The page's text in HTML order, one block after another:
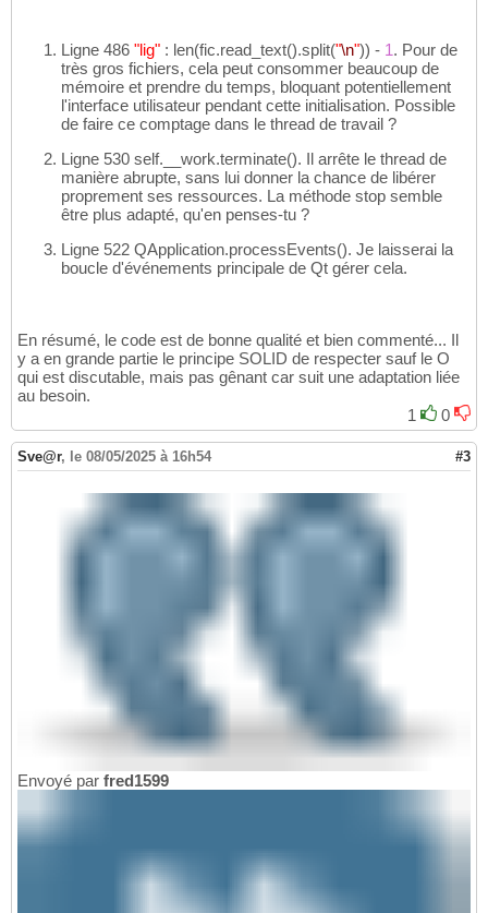
Ligne 486 "lig" : len(fic.read_text().split("\n")) - 1. Pour de
très gros fichiers, cela peut consommer beaucoup de
mémoire et prendre du temps, bloquant potentiellement
l'interface utilisateur pendant cette initialisation. Possible
de faire ce comptage dans le thread de travail ?
Ligne 530 self.__work.terminate(). Il arrête le thread de
manière abrupte, sans lui donner la chance de libérer
proprement ses ressources. La méthode stop semble
être plus adapté, qu'en penses-tu ?
Ligne 522 QApplication.processEvents(). Je laisserai la
boucle d'événements principale de Qt gérer cela.
En résumé, le code est de bonne qualité et bien commenté... Il
y a en grande partie le principe SOLID de respecter sauf le O
qui est discutable, mais pas gênant car suit une adaptation liée
au besoin.
1
0
Sve@r, le 08/05/2025 à 16h54 #3
Envoyé par fred1599